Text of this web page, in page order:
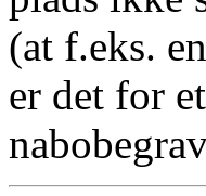
(at f.eks.
er det for et